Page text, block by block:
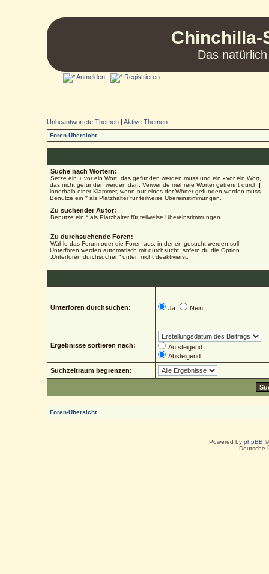
Chinchilla-
Das
Anmelden Registrieren
Unbeantwortete Themen |Aktive Themen
Foren-Übersicht
Suche nach Wörtern:
Setze ein+ vor ein Wort, das gefunden werden muss und ein- vor ein Wort,
das nicht gefunden werden darf. Verwende mehrere Wörter getrennt durch|
innerhalb einer Klammer, wenn nur eines der Wörter gefunden werden muss.
Benutze ein * als Platzhalter für teilweise Übereinstimmungen.
Zu suchender Autor:
Benutze ein * als Platzhalter für teilweise Übereinstimmungen.
Zu durchsuchende Foren:
Wähle das Forum oder die Foren aus, in denen gesucht werden soll.
Unterforen werden automatisch mit durchsucht, sofern du die Option
„Unterforen durchsuchen“ unten nicht deaktivierst.
Unterforen durchsuchen: Ja Nein
Ergebnisse sortieren nach:
Aufsteigend
Absteigend
Suchzeitraum begrenzen:
Foren-Übersicht
Powered by phpBB
Deutsche